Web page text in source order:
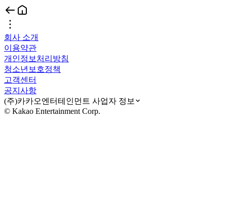
회사 소개
이용약관
개인정보처리방침
청소년보호정책
고객센터
공지사항
(주)카카오엔터테인먼트 사업자 정보
© Kakao Entertainment Corp.